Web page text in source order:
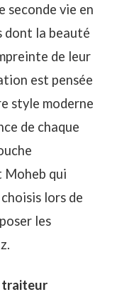
seconde vie en
dont la beauté
de leur
est pensée
style moderne
de chaque
Moheb qui
lors de
les
traiteur